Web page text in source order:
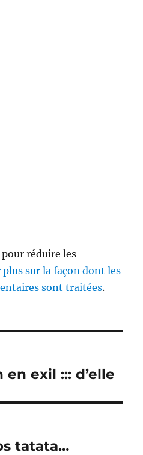
réduire les
plus sur la façon dont les
sont traitées.
exil ::: d’elle
tatata…